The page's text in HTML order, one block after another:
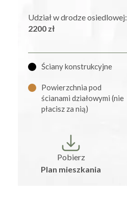
Udział w drodze osiedlowej:
2200 zł
Ściany konstrukcyjne
Powierzchnia pod
ścianami działowymi (nie
płacisz za nią)
Pobierz
Plan mieszkania